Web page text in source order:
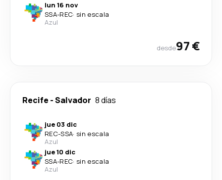
lun 16 nov
SSA-REC· sin escala
Azul
desde97 €
Recife -Salvador 8 días
jue 03 dic
REC-SSA· sin escala
Azul
jue 10 dic
SSA-REC· sin escala
Azul